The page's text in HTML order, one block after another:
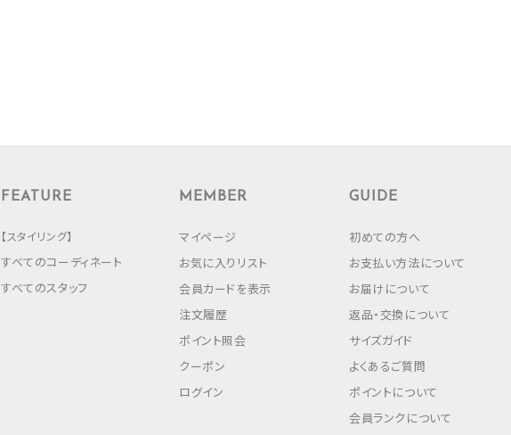
FEATURE
【スタイリング】
すべてのコーディネート
すべてのスタッフ
MEMBER
マイページ
お気に入りリスト
会員カードを表示
注文履歴
ポイント照会
クーポン
ログイン
GUIDE
初めての方へ
お支払い方法について
お届けについて
返品・交換について
サイズガイド
よくあるご質問
ポイントについて
会員ランクについて